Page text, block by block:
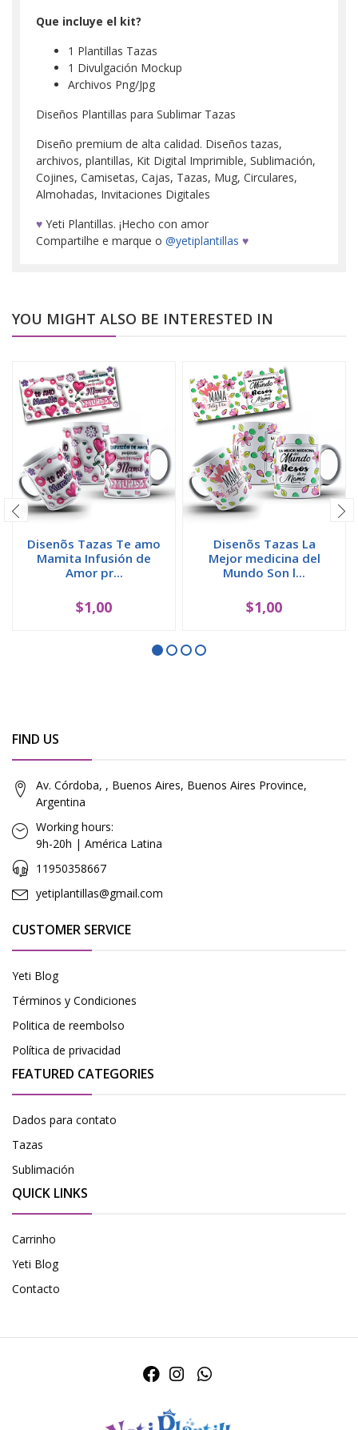
Que incluye el kit?
1 Plantillas Tazas
1 Divulgación Mockup
Archivos Png/Jpg
Diseños Plantillas para Sublimar Tazas
Diseño premium de alta calidad. Diseños tazas,
archivos, plantillas, Kit Digital Imprimible, Sublimación,
Cojines, Camisetas, Cajas, Tazas, Mug, Circulares,
Almohadas, Invitaciones Digitales
♥ Yeti Plantillas. ¡Hecho con amor
Compartilhe e marque o @yetiplantillas ♥
YOU MIGHT ALSO BE INTERESTED IN
Disenõs Tazas Te amo
Mamita Infusión de
Amor pr...
$1,00
Disenõs Tazas La
Mejor medicina del
Mundo Son l...
$1,00
FIND US
Av. Córdoba, , Buenos Aires, Buenos Aires Province,
Argentina
Working hours:
9h-20h | América Latina
11950358667
yetiplantillas@gmail.com
CUSTOMER SERVICE
Yeti Blog
Términos y Condiciones
Politica de reembolso
Política de privacidad
FEATURED CATEGORIES
Dados para contato
Tazas
Sublimación
QUICK LINKS
Carrinho
Yeti Blog
Contacto